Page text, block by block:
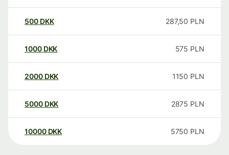
500 DKK 287,50 PLN
1000 DKK 575 PLN
2000 DKK 1150 PLN
5000 DKK 2875 PLN
10000 DKK 5750 PLN